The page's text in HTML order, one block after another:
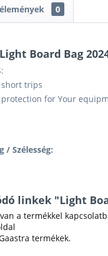
0
Board Bag
trips
for Your
/ Szélesség:
linkek "Light
a termékkel
termékek.